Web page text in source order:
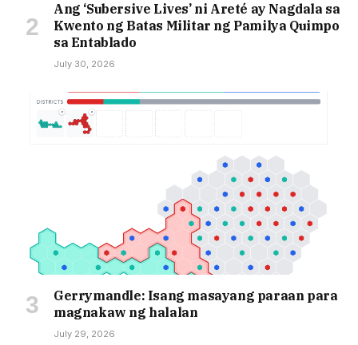
Ang ‘Subersive Lives’ ni Areté ay Nagdala sa
Kwento ng Batas Militar ng Pamilya Quimpo
sa Entablado
July 30, 2026
Gerrymandle: Isang masayang paraan para
magnakaw ng halalan
July 29, 2026